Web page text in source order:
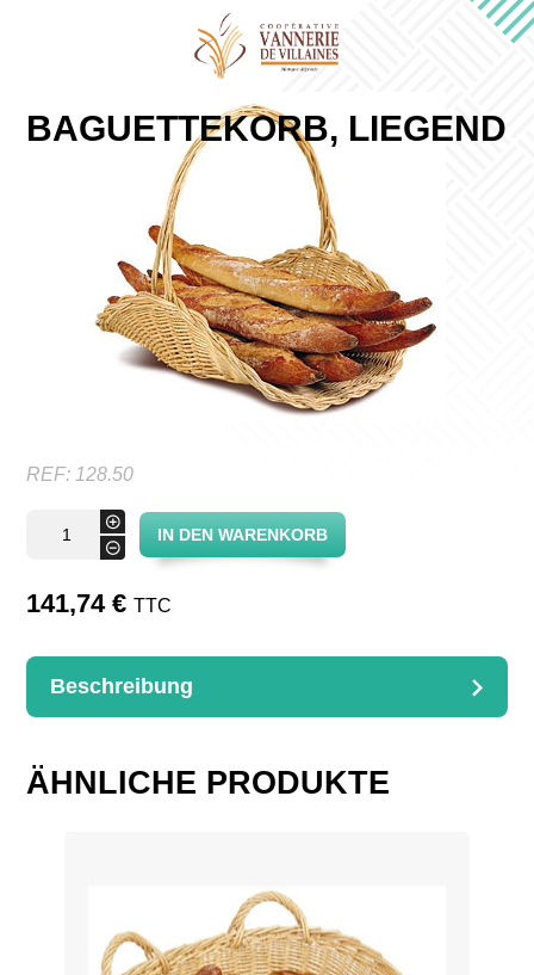
BAGUETTEKORB, LIEGEND
REF: 128.50
-
BaguetteKorb,
liegend
+
IN DEN WARENKORB
141,74€ TTC
Beschreibung
ÄHNLICHE PRODUKTE